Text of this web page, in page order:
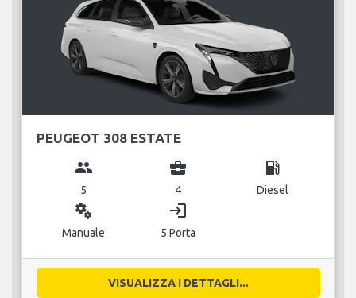
PEUGEOT 308 ESTATE
group
5
business_center
4
local_gas_station
Diesel
miscellaneous_services
Manuale
login
5 Porta
VISUALIZZA I DETTAGLI...